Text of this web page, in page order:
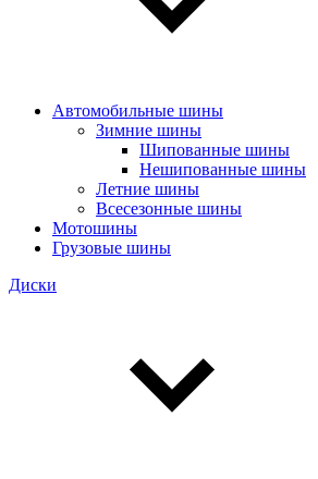
Автомобильные шины
Зимние шины
Шипованные шины
Нешипованные шины
Летние шины
Всесезонные шины
Мотошины
Грузовые шины
Диски